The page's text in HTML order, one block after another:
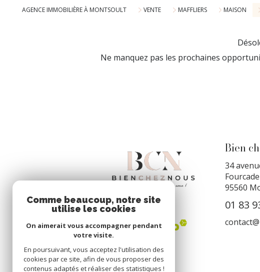
AGENCE IMMOBILIÈRE À MONTSOULT VENTE MAFFLIERS MAISON
Ne manquez pas les prochaines
Bien
34
Fourcade
95560
01 83
Comme beaucoup, notre site
utilise les cookies
On aimerait vous accompagner pendant
votre visite.
En poursuivant, vous acceptez l'utilisation des
cookies par ce site, afin de vous proposer des
contenus adaptés et réaliser des statistiques !